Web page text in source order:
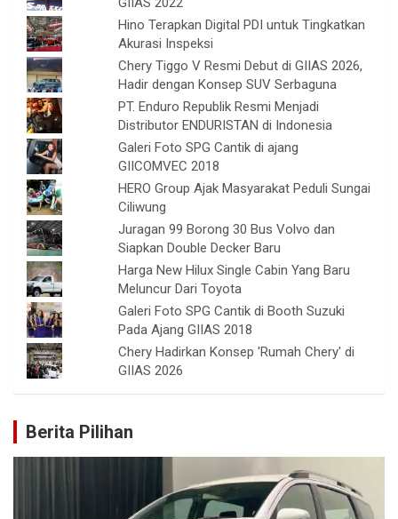
Hino Terapkan Digital PDI untuk Tingkatkan
Akurasi Inspeksi
Chery Tiggo V Resmi Debut di GIIAS 2026,
Hadir dengan Konsep SUV Serbaguna
PT. Enduro Republik Resmi Menjadi
Distributor ENDURISTAN di Indonesia
Galeri Foto SPG Cantik di ajang
GIICOMVEC 2018
HERO Group Ajak Masyarakat Peduli Sungai
Ciliwung
Juragan 99 Borong 30 Bus Volvo dan
Siapkan Double Decker Baru
Harga New Hilux Single Cabin Yang Baru
Meluncur Dari Toyota
Galeri Foto SPG Cantik di Booth Suzuki
Pada Ajang GIIAS 2018
Chery Hadirkan Konsep 'Rumah Chery' di
GIIAS 2026
Berita Pilihan